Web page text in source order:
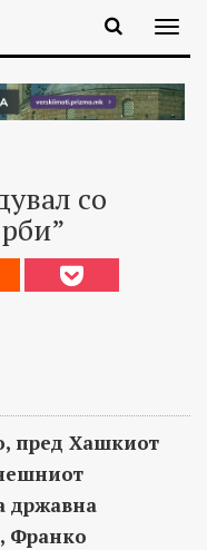
со
пред Хашкиот
државна
Франко